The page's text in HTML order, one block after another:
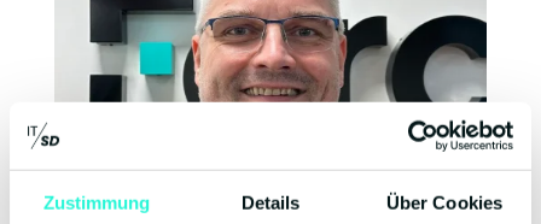
Zustimmung Details Über Cookies